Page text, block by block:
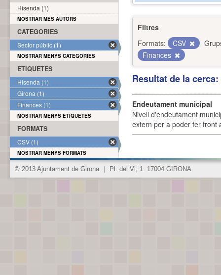
Filtres
Formats:
CSV
Finances
Resultat de la
Endeutament municipal
Nivell d'endeutament
extern per a poder fer front
Hisenda (1)
MOSTRAR MÉS AUTORS
CATEGORIES
Sector públic (1)
MOSTRAR MENYS CATEGORIES
ETIQUETES
Hisenda (1)
Girona (1)
Finances (1)
MOSTRAR MENYS ETIQUETES
FORMATS
CSV (1)
MOSTRAR MENYS FORMATS
© 2013 Ajuntament de Girona Pl. del Vi, 1. 17004 GIRONA